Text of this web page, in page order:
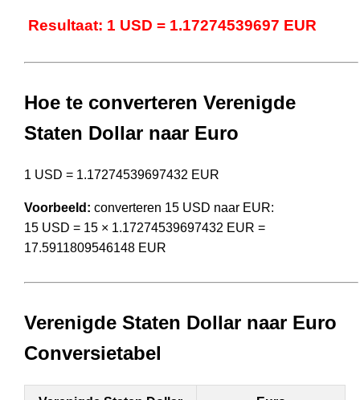
Resultaat: 1 USD = 1.17274539697 EUR
Hoe te converteren Verenigde
Staten Dollar naar Euro
1 USD = 1.17274539697432 EUR
Voorbeeld: converteren 15 USD naar EUR:
15 USD = 15 × 1.17274539697432 EUR =
17.5911809546148 EUR
Verenigde Staten Dollar naar Euro
Conversietabel